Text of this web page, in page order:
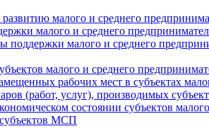
малого и среднего
малого и среднего
поддержки малого и среднего
малого и среднего
рабочих мест в субъектах
(работ, услуг), производимых
состоянии субъектов
МСП